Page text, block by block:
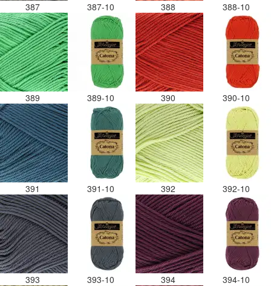
387 387-10 388 388-10
389 389-10 390 390-10
391 391-10 392 392-10
393 393-10 394 394-10